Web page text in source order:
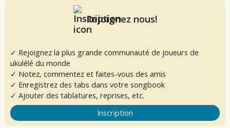
Rejoignez nous!
✓ Rejoignez la plus grande communauté de joueurs de
ukulélé du monde
✓ Notez, commentez et faites-vous des amis
✓ Enregistrez des tabs dans votre songbook
✓ Ajouter des tablatures, reprises, etc.
Inscription